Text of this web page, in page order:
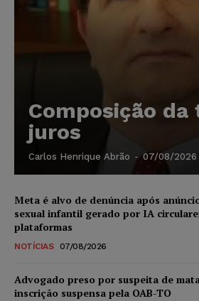
Composição da
juros
Carlos Henrique Abrão - 07/08/2026
Meta é alvo de denúncia após
sexual infantil gerado por IA
plataformas
NOTÍCIAS 07/08/2026
Advogado preso por suspeita de
inscrição suspensa pela OAB-TO